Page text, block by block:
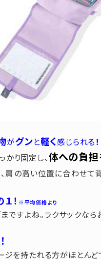
がグンと軽く感じられる ！
り固定し、体への負
肩の高い位置に合わせて
！ ※平均価格より
ですよね。ラクサックな
ジを持たれる方がほとんど